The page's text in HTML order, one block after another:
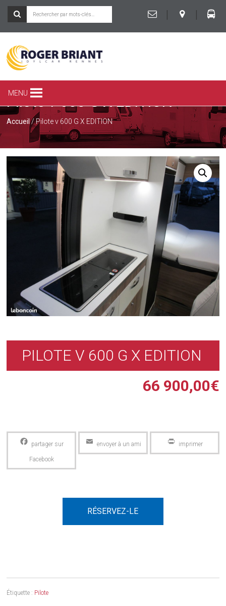
|
|
ROGER
BRIANT
SPÉCIALISTE
CAMPING-
CAR
LA
À
RENNES
MENU
Pilote v 600 G X EDITION
Accueil/ Pilote v 600 G X EDITION
PILOTE V 600 G X EDITION
66 900,00€
Facebook Email PrintFriendly
RÉSERVEZ-LE
Étiquette : Pilote